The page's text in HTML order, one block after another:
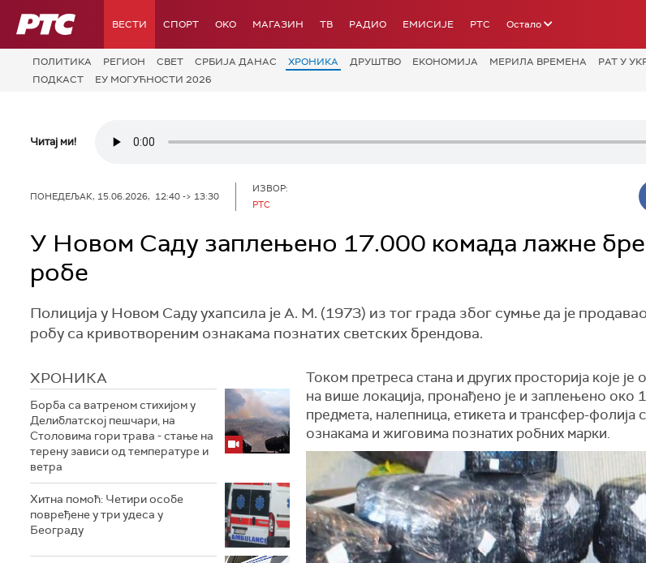
РТС ВЕСТИ СПОРТ OKO МАГАЗИН ТВ РАДИО ЕМИСИЈЕ РТС Остало
ПОЛИТИКА РЕГИОН СВЕТ СРБИЈА ДАНАС ХРОНИКА ДРУШТВО ЕКОНОМИЈА МЕРИЛА ВРЕМЕНА РАТ У
ПОДКАСТ
ЕУ МОГУЋНОСТИ 2026
Читај ми!
ПОНЕДЕЉАК, 15.06.2026, 12:40 -> 13:30
ИЗВОР:
РТС
У Новом Саду заплењено 17.000 комада лажне
робе
Полиција у Новом Саду ухапсила је А. М. (1973) из тог града због сумње да је
робу са кривотвореним ознакама познатих светских брендова.
ХРОНИКА
Борба са ватреном стихијом у
Делиблатској пешчари, на
Столовима гори трава - стање на
терену зависи од температуре и
ветра
Хитна помоћ: Четири особе
повређене у три удеса у
Београду
Током претреса стана и других просторија које
на више локација, пронађено је и заплењено око
предмета, налепница, етикета и трансфер-
ознакама и жиговима познатих робних марки.